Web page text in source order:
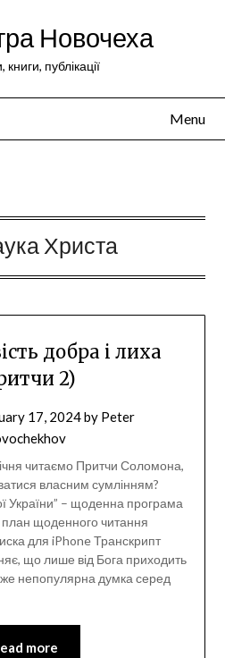
Новочеха
книги, публікації
Menu
Христа
добра і лиха
2)
17, 2024by Peter
читаємо Притчи Соломона,
власним сумлінням?
України” – щоденна програма
щоденного читання
для iPhone Транскрипт
що лише від Бога приходить
непопулярна думка серед
more